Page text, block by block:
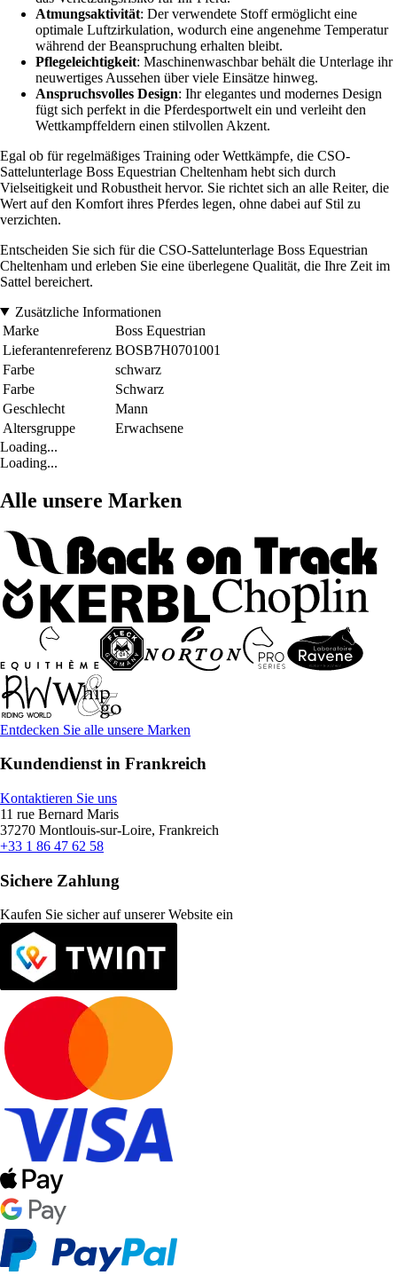
Atmungsaktivität: Der verwendete Stoff ermöglicht eine
optimale Luftzirkulation, wodurch eine angenehme Temperatur
während der Beanspruchung erhalten bleibt.
Pflegeleichtigkeit: Maschinenwaschbar behält die Unterlage ihr
neuwertiges Aussehen über viele Einsätze hinweg.
Anspruchsvolles Design: Ihr elegantes und modernes Design
fügt sich perfekt in die Pferdesportwelt ein und verleiht den
Wettkampffeldern einen stilvollen Akzent.
Egal ob für regelmäßiges Training oder Wettkämpfe, die CSO-
Sattelunterlage Boss Equestrian Cheltenham hebt sich durch
Vielseitigkeit und Robustheit hervor. Sie richtet sich an alle Reiter, die
Wert auf den Komfort ihres Pferdes legen, ohne dabei auf Stil zu
verzichten.
Entscheiden Sie sich für die CSO-Sattelunterlage Boss Equestrian
Cheltenham und erleben Sie eine überlegene Qualität, die Ihre Zeit im
Sattel bereichert.
Zusätzliche Informationen
Marke
Boss Equestrian
Lieferantenreferenz BOSB7H0701001
Farbe
schwarz
Farbe
Schwarz
Geschlecht
Mann
Altersgruppe
Erwachsene
Loading...
Loading...
Alle unsere Marken
Entdecken Sie alle unsere Marken
Kundendienst in Frankreich
Kontaktieren Sie uns
11 rue Bernard Maris
37270 Montlouis-sur-Loire, Frankreich
+33 1 86 47 62 58
Sichere Zahlung
Kaufen Sie sicher auf unserer Website ein